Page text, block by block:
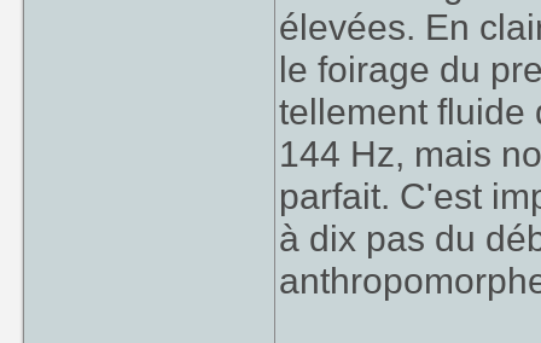
élevées. En
le foirage du
tellement fluide
144 Hz, mais
parfait. C'est
à dix pas du